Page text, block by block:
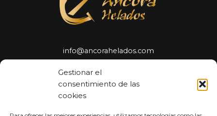
Gestionar el
consentimiento de las
cookies
info@ancorahelados.com
Oficinas: 686 453 223
C/ Cuenca 20, Ibi (Alicante)